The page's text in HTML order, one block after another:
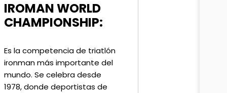
IROMAN WORLD
CHAMPIONSHIP:
Es la competencia de triatlón
ironman más importante del
mundo. Se celebra desde
1978, donde deportistas de